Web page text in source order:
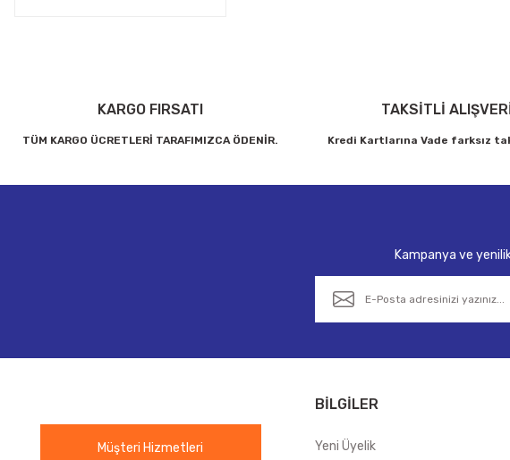
KARGO FIRSATI
TÜM KARGO ÜCRETLERİ TARAFIMIZCA ÖDENİR.
TAKSİTLİ
Kredi Kartlarına Vade farksız
Kampanya ve
Müşteri Hizmetleri
BİLGİLER
Yeni Üyelik